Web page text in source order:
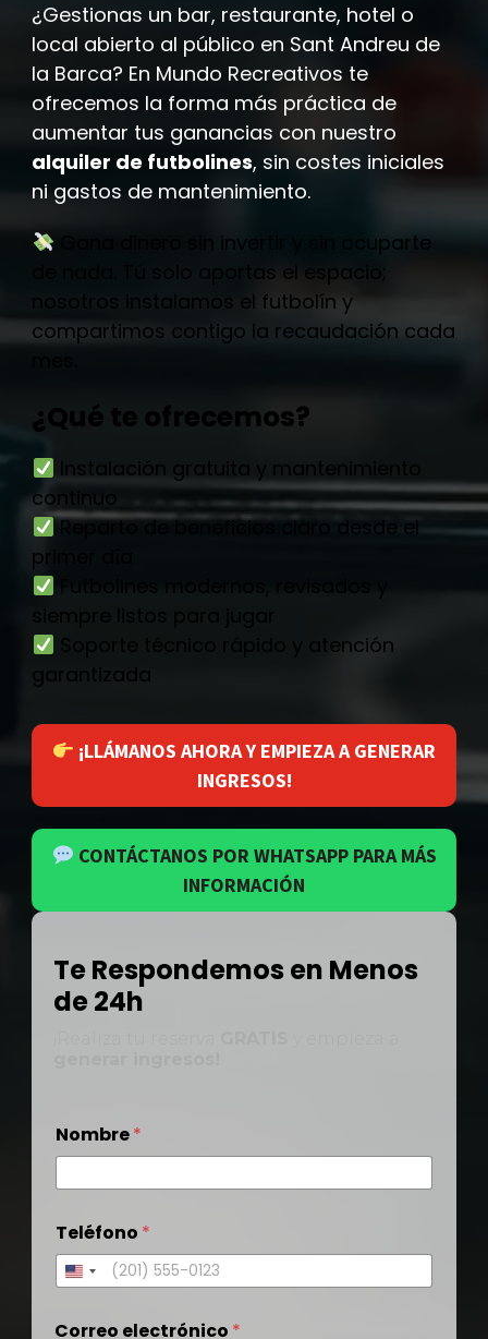
¿Gestionas un bar, restaurante, hotel o
local abierto al público en Sant Andreu de
la Barca? En Mundo Recreativos te
ofrecemos la forma más práctica de
aumentar tus ganancias con nuestro
alquiler de futbolines, sin costes iniciales
ni gastos de mantenimiento.
Gana dinero sin invertir y sin ocuparte
de nada. Tú solo aportas el espacio;
nosotros instalamos el futbolín y
compartimos contigo la recaudación cada
¿Qué te ofrecemos?
Instalación gratuita y mantenimiento
continuo
Reparto de beneficios claro desde el
primer día
Soporte técnico rápido y atención
garantizada
¡LLÁMANOS AHORA Y EMPIEZA A GENERAR
INGRESOS!
CONTÁCTANOS POR WHATSAPP PARA MÁS
INFORMACIÓN
Te Respondemos en Menos
de 24h
Nombre*
Teléfono *
Correo electrónico *